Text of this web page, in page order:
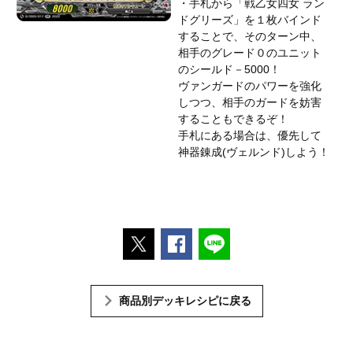
・手札から「戦乙女四女 ラン
ドグリーズ」を１枚バインド
することで、そのターン中、
相手のグレード０のユニット
のシールド－5000！
ヴァンガードのパワーを強化
しつつ、相手のガードを妨害
することもできるぞ！
手札にある場合は、優先して
神器錬成(ヴェルンド)しよう！
ポストするFacebookでシェアする
商品別デッキレシピに戻る